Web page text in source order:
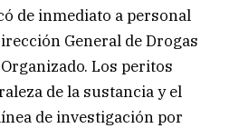
de inmediato a personal
General de Drogas
Los peritos
de la sustancia y el
de investigación por